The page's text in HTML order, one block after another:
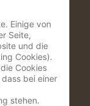
entstehen
nicht
Hochzeit, die
Einige von
Seite,
und die
Cookies).
Cookies
bei einer
stehen.